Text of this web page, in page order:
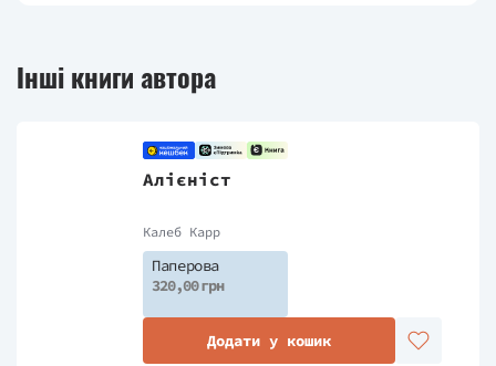
Інші книги автора
Алієніст
Калеб Карр
Паперова
320,00 грн
Додати у кошик